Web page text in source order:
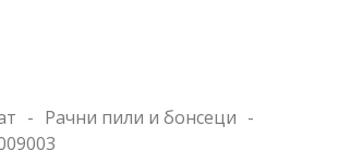
- Рачни пили и бонсеци -